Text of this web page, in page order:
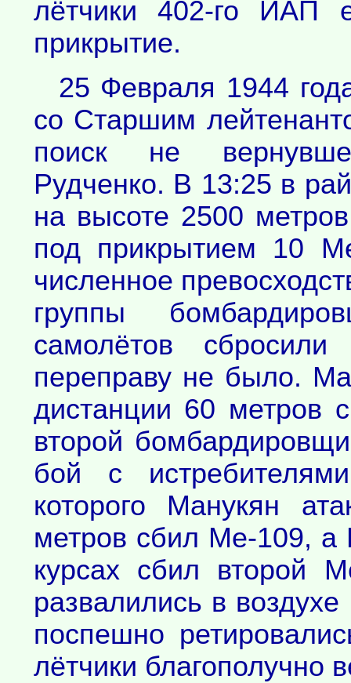
лётчики 402-го ИАП
прикрытие.
25 Февраля 1944
со Старшим
поиск не
Рудченко. В 13:25 в
на высоте 2500
под прикрытием 10
численное
группы
самолётов
переправу не было.
дистанции 60 метров
второй
бой с
которого Манукян
метров сбил Ме-109, а
курсах сбил второй
развалились в
поспешно
лётчики благополучно